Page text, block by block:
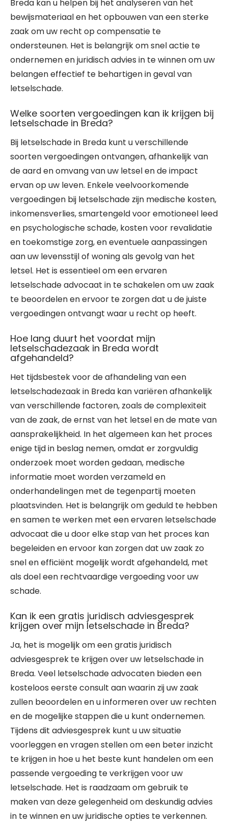
Breda kan u helpen bij het analyseren van het
bewijsmateriaal en het opbouwen van een sterke
zaak om uw recht op compensatie te
ondersteunen. Het is belangrijk om snel actie te
ondernemen en juridisch advies in te winnen om uw
belangen effectief te behartigen in geval van
letselschade.
Welke soorten vergoedingen kan ik krijgen bij
letselschade in Breda?
Bij letselschade in Breda kunt u verschillende
soorten vergoedingen ontvangen, afhankelijk van
de aard en omvang van uw letsel en de impact
ervan op uw leven. Enkele veelvoorkomende
vergoedingen bij letselschade zijn medische kosten,
inkomensverlies, smartengeld voor emotioneel leed
en psychologische schade, kosten voor revalidatie
en toekomstige zorg, en eventuele aanpassingen
aan uw levensstijl of woning als gevolg van het
letsel. Het is essentieel om een ervaren
letselschade advocaat in te schakelen om uw zaak
te beoordelen en ervoor te zorgen dat u de juiste
vergoedingen ontvangt waar u recht op heeft.
Hoe lang duurt het voordat mijn
letselschadezaak in Breda wordt
afgehandeld?
Het tijdsbestek voor de afhandeling van een
letselschadezaak in Breda kan variëren afhankelijk
van verschillende factoren, zoals de complexiteit
van de zaak, de ernst van het letsel en de mate van
aansprakelijkheid. In het algemeen kan het proces
enige tijd in beslag nemen, omdat er zorgvuldig
onderzoek moet worden gedaan, medische
informatie moet worden verzameld en
onderhandelingen met de tegenpartij moeten
plaatsvinden. Het is belangrijk om geduld te hebben
en samen te werken met een ervaren letselschade
advocaat die u door elke stap van het proces kan
begeleiden en ervoor kan zorgen dat uw zaak zo
snel en efficiënt mogelijk wordt afgehandeld, met
als doel een rechtvaardige vergoeding voor uw
schade.
Kan ik een gratis juridisch adviesgesprek
krijgen over mijn letselschade in Breda?
Ja, het is mogelijk om een gratis juridisch
adviesgesprek te krijgen over uw letselschade in
Breda. Veel letselschade advocaten bieden een
kosteloos eerste consult aan waarin zij uw zaak
zullen beoordelen en u informeren over uw rechten
en de mogelijke stappen die u kunt ondernemen.
Tijdens dit adviesgesprek kunt u uw situatie
voorleggen en vragen stellen om een beter inzicht
te krijgen in hoe u het beste kunt handelen om een
passende vergoeding te verkrijgen voor uw
letselschade. Het is raadzaam om gebruik te
maken van deze gelegenheid om deskundig advies
in te winnen en uw juridische opties te verkennen.